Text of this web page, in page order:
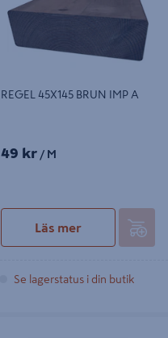
REGEL 45X145 BRUN IMP A
49 kr / M
Läs mer
Se lagerstatus i din butik